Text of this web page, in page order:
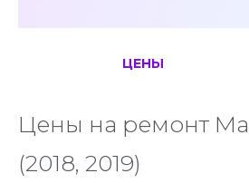
ЦЕНЫ
Цены на ремонт
(2018, 2019)